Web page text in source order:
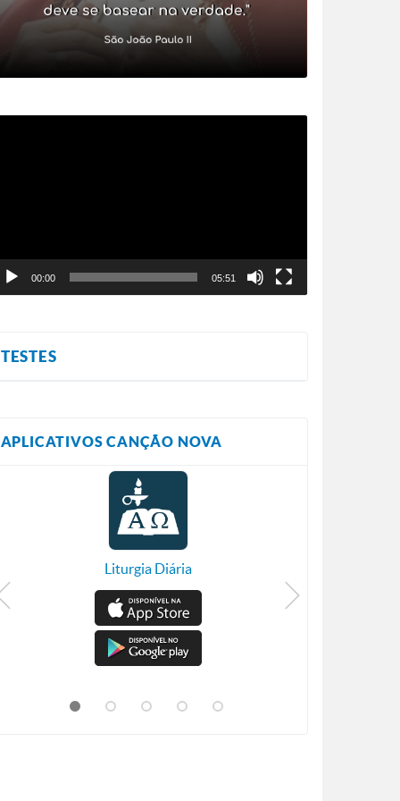
00:00 05:51
TESTES
APLICATIVOS CANÇÃO NOVA
Liturgia Diária